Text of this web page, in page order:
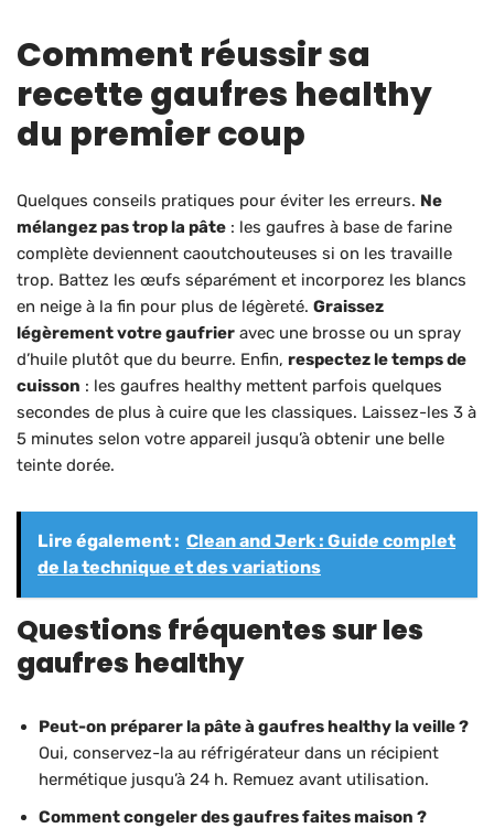
Comment réussir sa
recette gaufres healthy
du premier coup
Quelques conseils pratiques pour éviter les erreurs. Ne
mélangez pas trop la pâte : les gaufres à base de farine
complète deviennent caoutchouteuses si on les travaille
trop. Battez les œufs séparément et incorporez les blancs
en neige à la fin pour plus de légèreté. Graissez
légèrement votre gaufrier avec une brosse ou un spray
d’huile plutôt que du beurre. Enfin, respectez le temps de
cuisson : les gaufres healthy mettent parfois quelques
secondes de plus à cuire que les classiques. Laissez-les 3 à
5 minutes selon votre appareil jusqu’à obtenir une belle
teinte dorée.
Lire également : Clean and Jerk : Guide complet
de la technique et des variations
Questions fréquentes sur les
gaufres healthy
Peut-on préparer la pâte à gaufres healthy la veille ?
Oui, conservez-la au réfrigérateur dans un récipient
hermétique jusqu’à 24 h. Remuez avant utilisation.
Comment congeler des gaufres faites maison ?